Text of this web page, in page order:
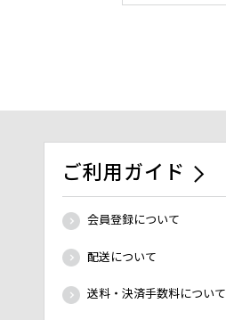
ご利用ガイド
会員登録について
配送について
送料・決済手数料について